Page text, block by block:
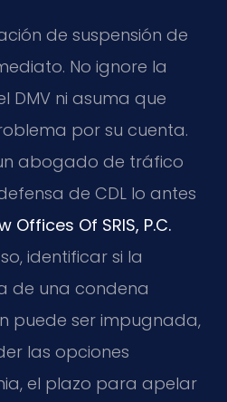
de suspensión de
No ignore la
DMV ni asuma que
por su cuenta.
abogado de tráfico
de CDL lo antes
Offices Of SRIS, P.C.
identificar si la
de una condena
puede ser impugnada,
las opciones
el plazo para apelar